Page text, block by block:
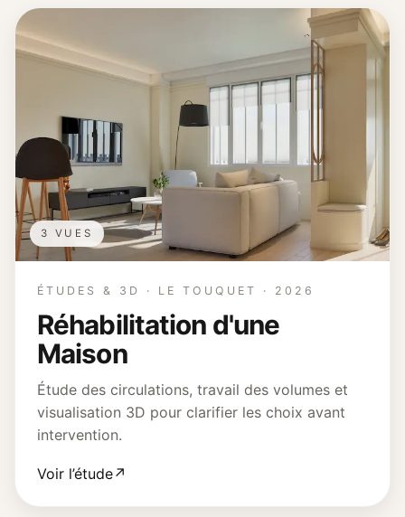
3 VUES
ÉTUDES & 3D · LE TOUQUET · 2026
Réhabilitation d'une
Maison
Étude des circulations, travail des volumes et
visualisation 3D pour clarifier les choix avant
intervention.
Voir l’étude↗